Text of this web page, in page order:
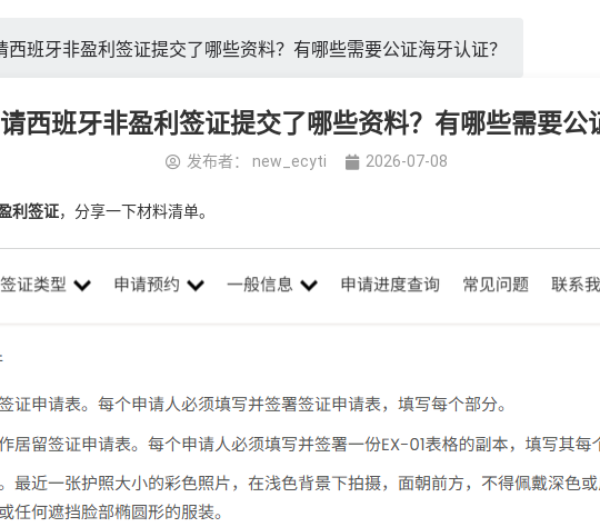
西班牙非盈利签证提交了哪些资料？有哪些需要公证海牙认证？
西班牙非盈利签证提交了哪些资料？有哪些需要公
发布者： new_ecyti 2026-07-08
利签证，分享一下材料清单。